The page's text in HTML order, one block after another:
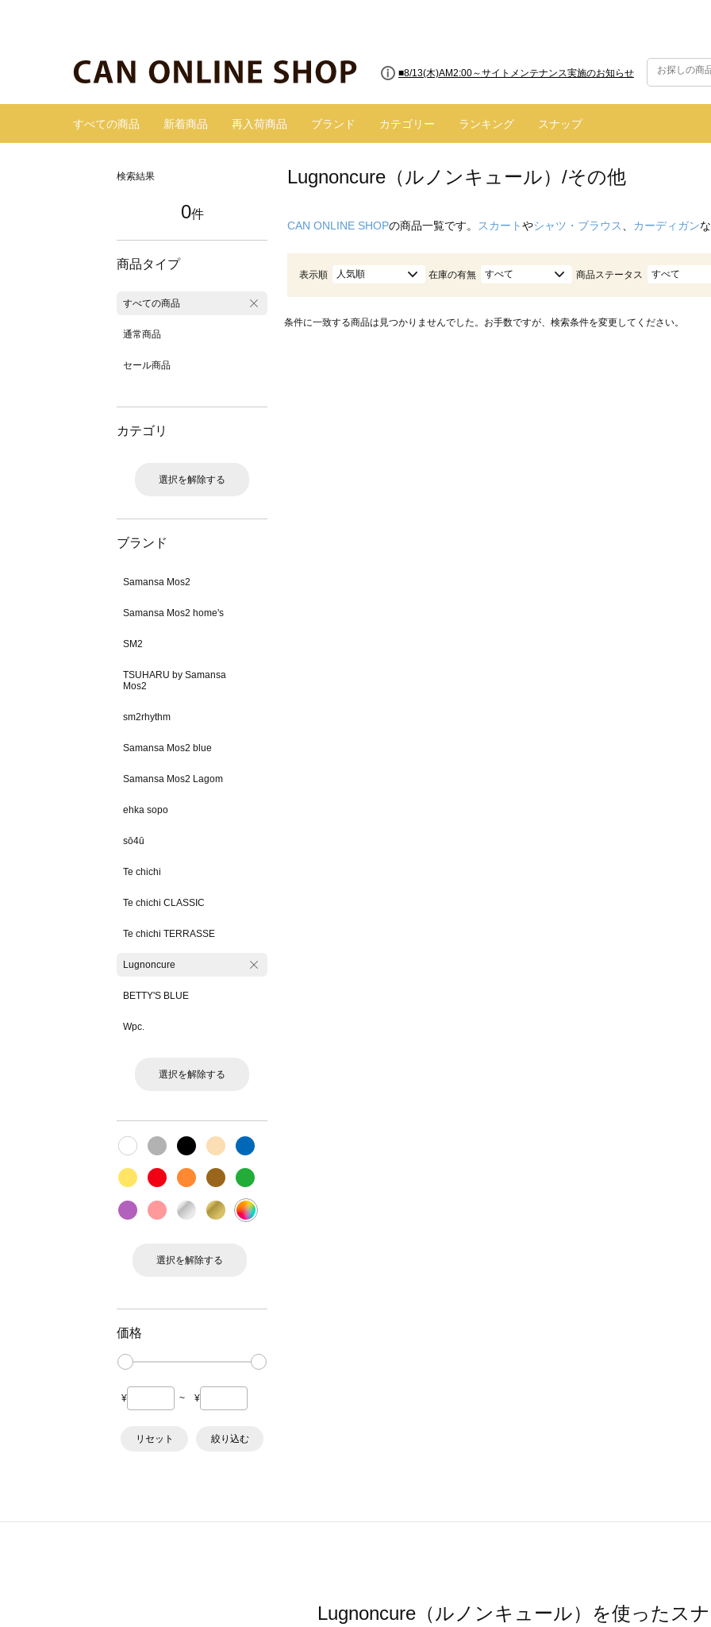
■8/13(木)AM2:00～サイトメンテナンス実施のお知らせ
■【お知らせ】ヤマト運輸の配送遅延・停止について
すべての商品 新着商品 再入荷商品 ブランド カテゴリー ランキング スナップ
検索結果
0件
商品タイプ
すべての商品
通常商品
セール商品
カテゴリ
選択を解除する
ブランド
Samansa Mos2
Samansa Mos2 home's
SM2
TSUHARU by Samansa
Mos2
sm2rhythm
Samansa Mos2 blue
Samansa Mos2 Lagom
ehka sopo
sō4ū
Te chichi
Te chichi CLASSIC
Te chichi TERRASSE
Lugnoncure
BETTY'S BLUE
Wpc.
選択を解除する
選択を解除する
価格
¥ ~ ¥
リセット 絞り込む
Lugnoncure（ルノンキュール）/その他
CAN ONLINE SHOPの商品一覧です。 スカートやシャツ・ブラウス カーディガン
表示順 人気順 在庫の有無 すべて 商品ステータス すべて
条件に一致する商品は見つかりませんでした。お手数ですが、検索条件を変更してください。
Lugnoncure（ルノンキュール）を使ったス